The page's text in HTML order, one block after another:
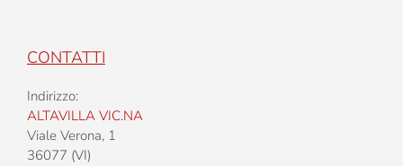
CONTATTI
Indirizzo:
ALTAVILLA VIC.NA
Viale Verona, 1
36077 (VI)